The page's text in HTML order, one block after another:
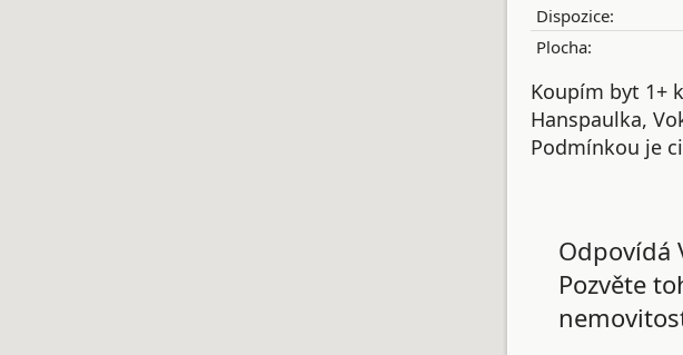
Dispozice:
Plocha:
Koupím byt 1+
Hanspaulka,
Podmínkou je
Odpovídá
Pozvěte